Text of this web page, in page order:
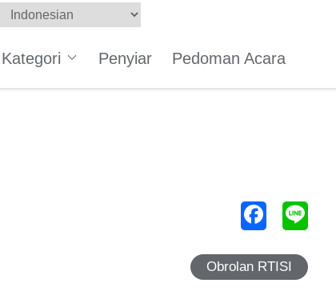
Kategori Penyiar Pedoman Acara
Obrolan RTISI